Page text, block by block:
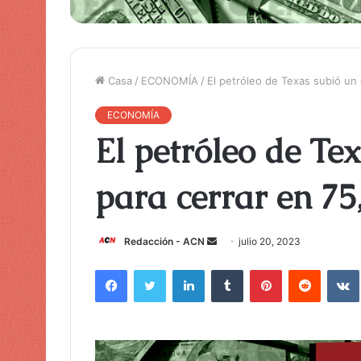
Casa / ECONOMÍA / El petróleo de Texas subió
ECONOMÍA
El petróleo de
para cerrar en
Redacción - ACN
i
r
u
julio 20, 2023